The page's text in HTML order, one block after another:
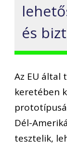
és
Az EU
keretében
Dél-
tesztelik,